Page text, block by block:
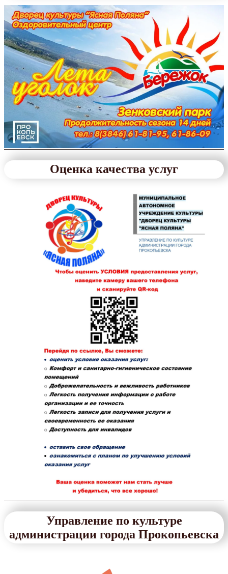
Оценка качества услуг
Управление по культуре
администрации города Прокопьевска